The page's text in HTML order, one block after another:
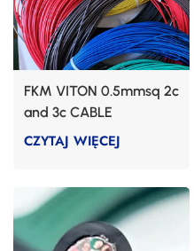
FKM VITON 0.5mmsq 2c
and 3c CABLE
CZYTAJ WIĘCEJ